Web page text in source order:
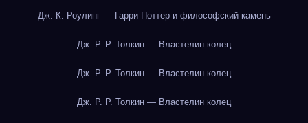
Дж. К. Роулинг — Гарри Поттер и философский камень
Дж. Р. Р. Толкин — Властелин колец
Дж. Р. Р. Толкин — Властелин колец
Дж. Р. Р. Толкин — Властелин колец